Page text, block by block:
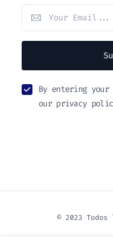
By entering
our privacy
© 2023